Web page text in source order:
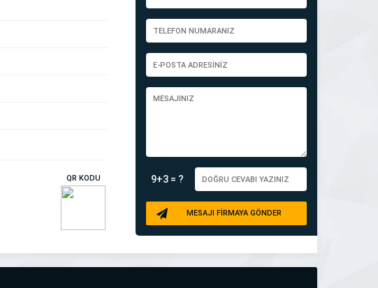
QR KODU 9+3 = ?
MESAJI FİRMAYA GÖNDER